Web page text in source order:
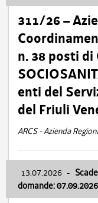
311/26 –
n. 38 posti di
enti del
del Friuli
ARCS - Azienda
13.07.2026 -
domande: